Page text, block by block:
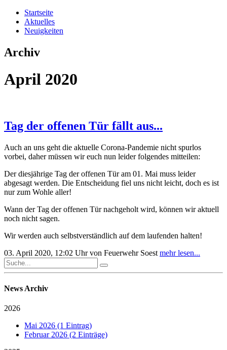
Startseite
Aktuelles
Neuigkeiten
Archiv
April 2020
Tag der offenen Tür fällt aus...
Auch an uns geht die aktuelle Corona-Pandemie nicht spurlos
vorbei, daher müssen wir euch nun leider folgendes mitteilen:
Der diesjährige Tag der offenen Tür am 01. Mai muss leider
abgesagt werden. Die Entscheidung fiel uns nicht leicht, doch es ist
nur zum Wohle aller!
Wann der Tag der offenen Tür nachgeholt wird, können wir aktuell
noch nicht sagen.
Wir werden auch selbstverständlich auf dem laufenden halten!
03. April 2020, 12:02 Uhr von Feuerwehr Soest mehr lesen...
News Archiv
2026
Mai 2026 (1 Eintrag)
Februar 2026 (2 Einträge)